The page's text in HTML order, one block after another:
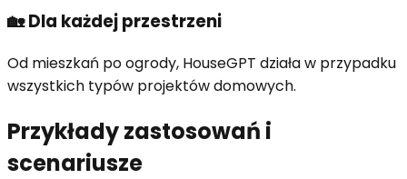
🏡Dla każdej przestrzeni
Od mieszkań po ogrody, HouseGPT działa w przypadku
wszystkich typów projektów domowych.
Przykłady zastosowań i
scenariusze